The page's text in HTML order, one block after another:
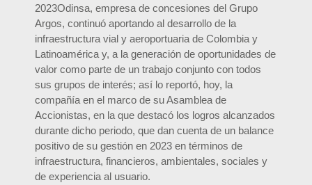
2023Odinsa, empresa de concesiones del Grupo
Argos, continuó aportando al desarrollo de la
infraestructura vial y aeroportuaria de Colombia y
Latinoamérica y, a la generación de oportunidades de
valor como parte de un trabajo conjunto con todos
sus grupos de interés; así lo reportó, hoy, la
compañía en el marco de su Asamblea de
Accionistas, en la que destacó los logros alcanzados
durante dicho periodo, que dan cuenta de un balance
positivo de su gestión en 2023 en términos de
infraestructura, financieros, ambientales, sociales y
de experiencia al usuario.